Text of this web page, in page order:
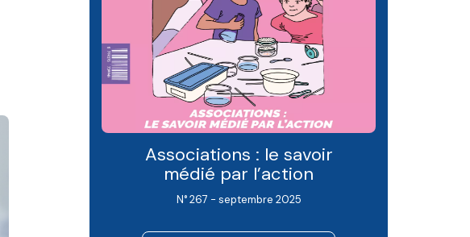
Associations : le savoir
médié par l’action
N° 267 - septembre 2025